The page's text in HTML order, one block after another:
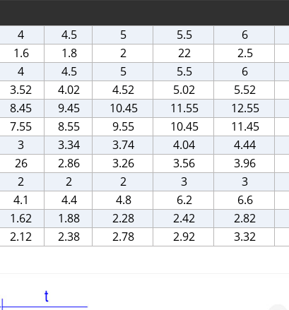
4 4.5 5 5.5 6
1.6 1.8 2 22 2.5
4 4.5 5 5.5 6
3.52 4.02 4.52 5.02 5.52
8.45 9.45 10.45 11.55 12.55
7.55 8.55 9.55 10.45 11.45
3 3.34 3.74 4.04 4.44
26 2.86 3.26 3.56 3.96
2 2 2 3 3
4.1 4.4 4.8 6.2 6.6
1.62 1.88 2.28 2.42 2.82
2.12 2.38 2.78 2.92 3.32